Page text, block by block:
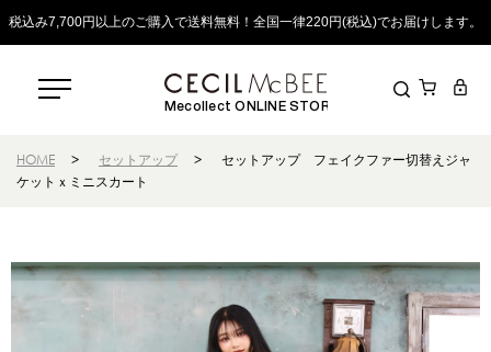
税込み7,700円以上のご購入で送料無料！全国一律220円(税込)でお届けします。
Mecollect ONLINE STORE
HOME > セットアップ >
セットアップ フェイクファー切替えジャ
ケットｘミニスカート